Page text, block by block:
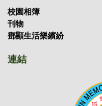
校園相簿
刊物
鄧顯生活樂繽紛
連結